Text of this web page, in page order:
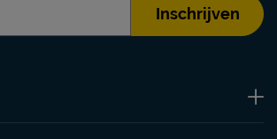
Inschrijven